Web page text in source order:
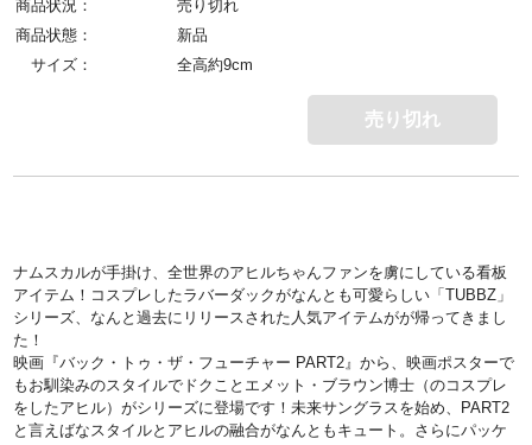
商品状況：
売り切れ
商品状態：
新品
サイズ：
全高約9cm
売り切れ
ナムスカルが手掛け、全世界のアヒルちゃんファンを虜にしている看板
アイテム！コスプレしたラバーダックがなんとも可愛らしい「TUBBZ」
シリーズ、なんと過去にリリースされた人気アイテムがが帰ってきまし
た！
映画『バック・トゥ・ザ・フューチャー PART2』から、映画ポスターで
もお馴染みのスタイルでドクことエメット・ブラウン博士（のコスプレ
をしたアヒル）がシリーズに登場です！未来サングラスを始め、PART2
と言えばなスタイルとアヒルの融合がなんともキュート。さらにパッケ